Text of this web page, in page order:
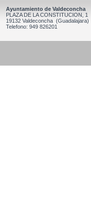
Ayuntamiento de Valdeconcha
PLAZA DE LA CONSTITUCION, 1
19132 Valdeconcha (Guadalajara)
Telefono: 949 826201